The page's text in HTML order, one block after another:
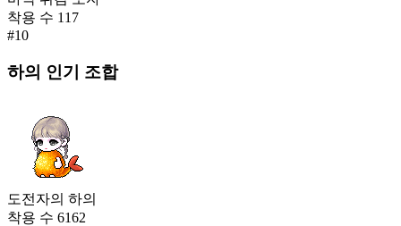
착용 수 117
#10
하의 인기 조합
도전자의 하의
착용 수 6162